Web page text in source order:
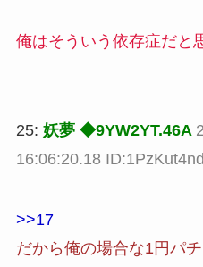
俺はそういう依存症だと
25: 妖夢 ◆9YW2YT.46A
16:06:20.18 ID:1PzKut4nd
>>17
だから俺の場合な1円パ